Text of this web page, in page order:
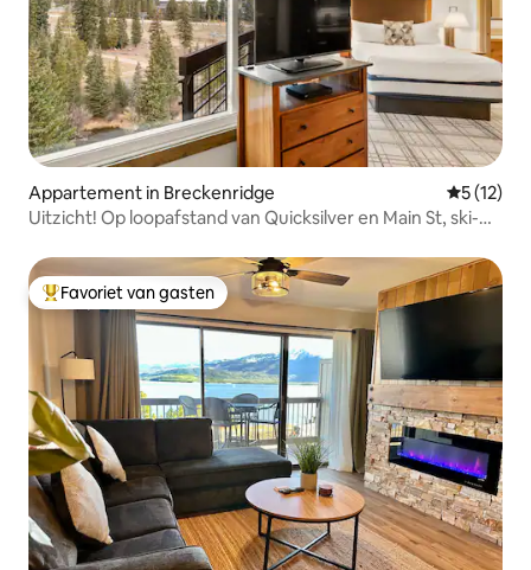
Appartement in Breckenridge
5 (12)
Uitzicht! Op loopafstand van Quicksilver en Main St, ski-
Topfavoriet van gasten
Favoriet van gasten